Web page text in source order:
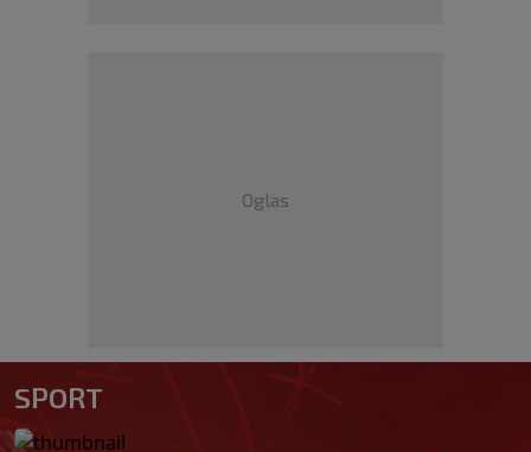
Oglas
SPORT